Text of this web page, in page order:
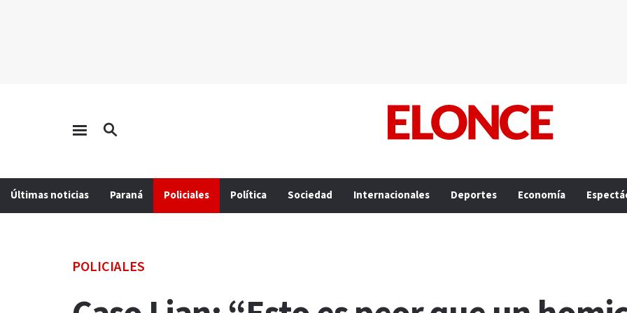
Últimas noticias Paraná Policiales Política Sociedad Internacionales Deportes Economía
POLICIALES